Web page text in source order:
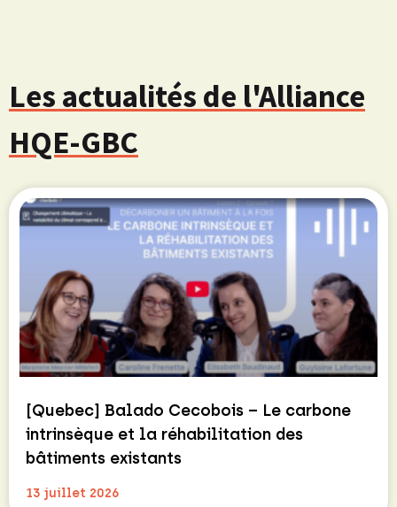
Les actualités de l'Alliance
HQE-GBC
[Quebec] Balado Cecobois – Le carbone
intrinsèque et la réhabilitation des
bâtiments existants
13 juillet 2026